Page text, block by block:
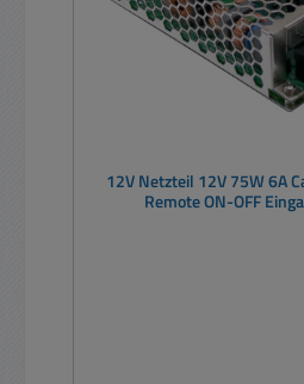
12V Netzteil 12V 75W 6A Case Schaltnetzteil
Remote ON-OFF